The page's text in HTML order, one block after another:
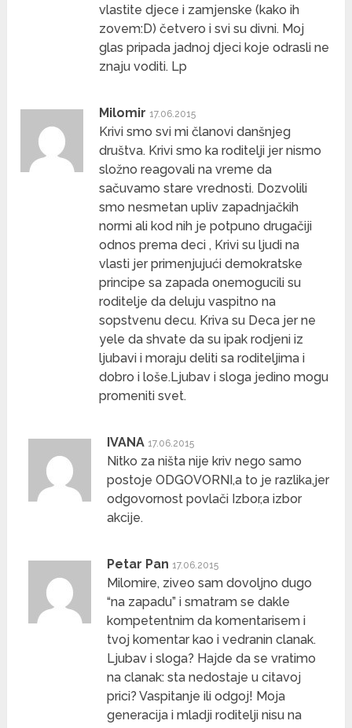
vlastite djece i zamjenske (kako ih
zovem:D) četvero i svi su divni. Moj
glas pripada jadnoj djeci koje odrasli ne
znaju voditi. Lp
Milomir 17.06.2015
Krivi smo svi mi članovi danšnjeg
društva. Krivi smo ka roditelji jer nismo
složno reagovali na vreme da
sačuvamo stare vrednosti. Dozvolili
smo nesmetan upliv zapadnjačkih
normi ali kod nih je potpuno drugačiji
odnos prema deci , Krivi su ljudi na
vlasti jer primenjujući demokratske
principe sa zapada onemogucili su
roditelje da deluju vaspitno na
sopstvenu decu. Kriva su Deca jer ne
yele da shvate da su ipak rodjeni iz
ljubavi i moraju deliti sa roditeljima i
dobro i loše.Ljubav i sloga jedino mogu
promeniti svet.
IVANA 17.06.2015
Nitko za ništa nije kriv nego samo
postoje ODGOVORNI,a to je razlika,jer
odgovornost povlači Izbor,a izbor
akcije.
Petar Pan 17.06.2015
Milomire, ziveo sam dovoljno dugo
“na zapadu” i smatram se dakle
kompetentnim da komentarisem i
tvoj komentar kao i vedranin clanak.
Ljubav i sloga? Hajde da se vratimo
na clanak: sta nedostaje u citavoj
prici? Vaspitanje ili odgoj! Moja
generacija i mladji roditelji nisu na